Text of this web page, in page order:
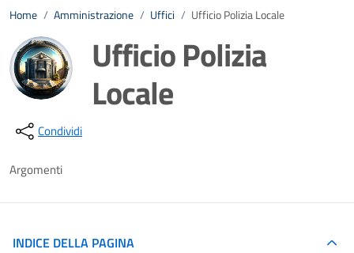
Home / Amministrazione / Uffici / Ufficio Polizia Locale
Ufficio Polizia
Locale
Condividi
Argomenti
INDICE DELLA PAGINA